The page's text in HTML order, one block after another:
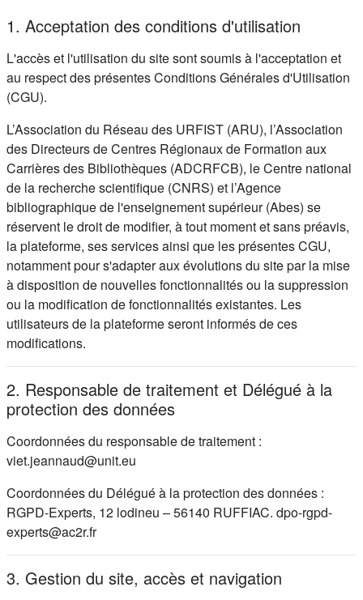
1. Acceptation des conditions d'utilisation
L'accès et l'utilisation du site sont soumis à l'acceptation et
au respect des présentes Conditions Générales d'Utilisation
(CGU).
L’Association du Réseau des URFIST (ARU), l’Association
des Directeurs de Centres Régionaux de Formation aux
Carrières des Bibliothèques (ADCRFCB), le Centre national
de la recherche scientifique (CNRS) et l’Agence
bibliographique de l'enseignement supérieur (Abes) se
réservent le droit de modifier, à tout moment et sans préavis,
la plateforme, ses services ainsi que les présentes CGU,
notamment pour s'adapter aux évolutions du site par la mise
à disposition de nouvelles fonctionnalités ou la suppression
ou la modification de fonctionnalités existantes. Les
utilisateurs de la plateforme seront informés de ces
modifications.
2. Responsable de traitement et Délégué à la
protection des données
Coordonnées du responsable de traitement :
viet.jeannaud@unit.eu
Coordonnées du Délégué à la protection des données :
RGPD-Experts, 12 lodineu – 56140 RUFFIAC. dpo-rgpd-
experts@ac2r.fr
3. Gestion du site, accès et navigation